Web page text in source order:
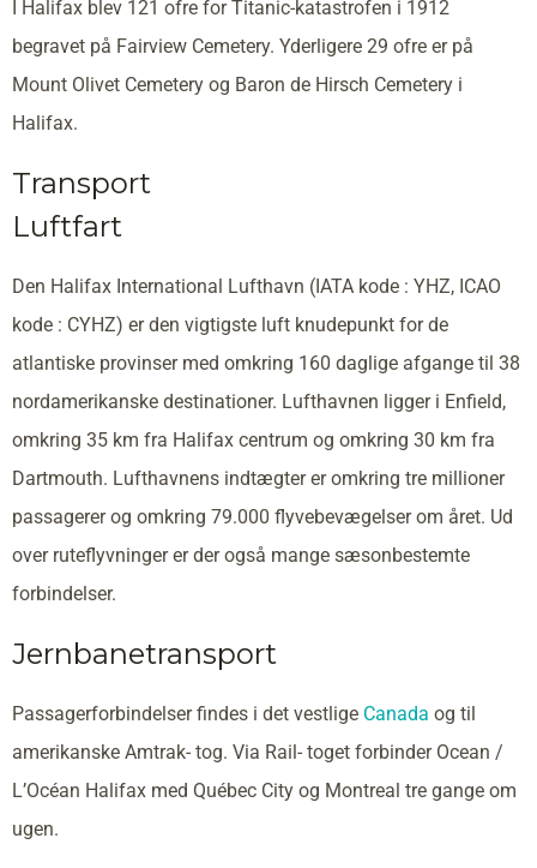
I Halifax blev 121 ofre for Titanic-katastrofen i 1912
begravet på Fairview Cemetery. Yderligere 29 ofre er på
Mount Olivet Cemetery og Baron de Hirsch Cemetery i
Halifax.
Transport
Luftfart
Den Halifax International Lufthavn (IATA kode : YHZ, ICAO
kode : CYHZ) er den vigtigste luft knudepunkt for de
atlantiske provinser med omkring 160 daglige afgange til 38
nordamerikanske destinationer. Lufthavnen ligger i Enfield,
omkring 35 km fra Halifax centrum og omkring 30 km fra
Dartmouth. Lufthavnens indtægter er omkring tre millioner
passagerer og omkring 79.000 flyvebevægelser om året. Ud
over ruteflyvninger er der også mange sæsonbestemte
forbindelser.
Jernbanetransport
Passagerforbindelser findes i det vestlige Canada og til
amerikanske Amtrak- tog. Via Rail- toget forbinder Ocean /
L’Océan Halifax med Québec City og Montreal tre gange om
ugen.